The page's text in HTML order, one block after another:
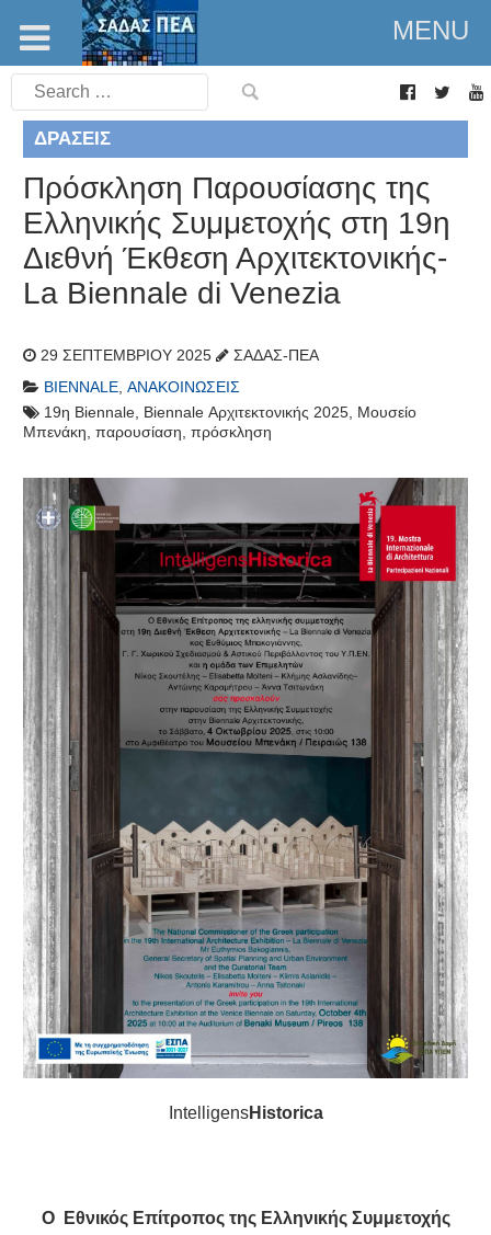
MENU
Search
for:
ΔΡΆΣΕΙΣ
Πρόσκληση Παρουσίασης της
Ελληνικής Συμμετοχής στη 19η
Διεθνή Έκθεση Αρχιτεκτονικής-
La Biennale di Venezia
29 ΣΕΠΤΕΜΒΡΊΟΥ 2025
ΣΑΔΑΣ-ΠΕΑ
BIENNALE, ΑΝΑΚΟΙΝΏΣΕΙΣ
19η Biennale, Biennale Αρχιτεκτονικής 2025, Μουσείο
Μπενάκη, παρουσίαση, πρόσκληση
IntelligensHistorica
Ο Εθνικός Επίτροπος της Ελληνικής Συμμετοχής